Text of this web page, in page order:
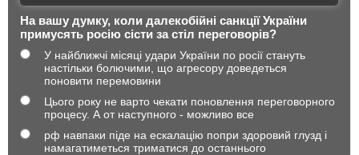
На вашу думку, коли далекобійні санкції України
примусять росію сісти за стіл переговорів?
У найближчі місяці удари України по росії стануть
настільки болючими, що агресору доведеться
поновити перемовини
Цього року не варто чекати поновлення переговорного
процесу. А от наступного - можливо все
рф навпаки піде на ескалацію попри здоровий глузд і
намагатиметься триматися до останнього